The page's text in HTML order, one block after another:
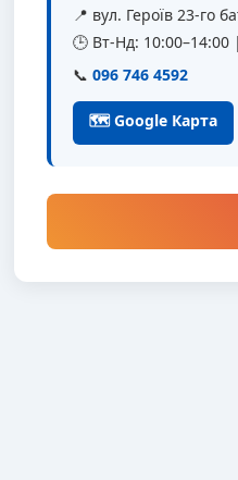
📍 вул. Героїв 23-го
🕒 Вт-Нд:
📞 096 746 4592
🗺 Google Карта